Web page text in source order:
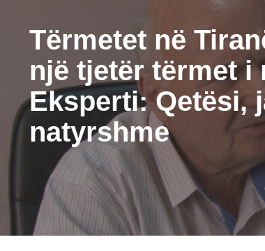
Tërmetet në
një tjetër tërmet i
Eksperti: Qetësi,
natyrshme